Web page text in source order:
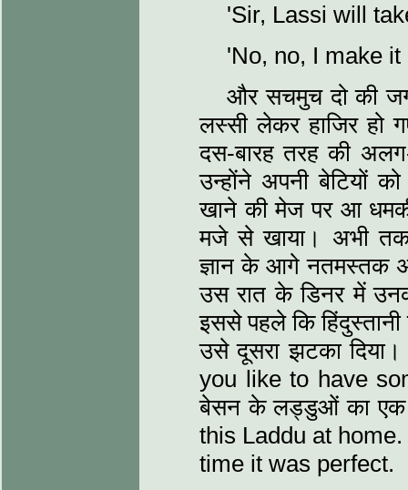
'Sir, Lassi will
'No, no, I make
और सचमुच दो की
लस्‍सी लेकर हाजिर हो
दस-बारह तरह की
उन्‍होंने अपनी बेटियों
खाने की मेज पर आ
मजे से खाया। अभी
ज्ञान के आगे नतमस्‍तक
उस रात के डिनर में
इससे पहले कि
उसे दूसरा झटका
you like to have
बेसन के लड्डुओं का एक
this Laddu at
time it was perfect.